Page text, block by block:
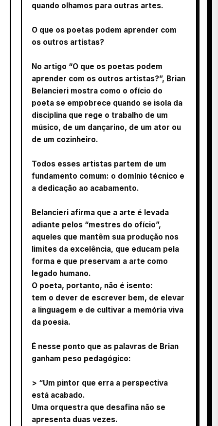
quando olhamos para outras artes.
O que os poetas podem aprender com
os outros artistas?
No artigo “O que os poetas podem
aprender com os outros artistas?”, Brian
Belancieri mostra como o ofício do
poeta se empobrece quando se isola da
disciplina que rege o trabalho de um
músico, de um dançarino, de um ator ou
de um cozinheiro.
Todos esses artistas partem de um
fundamento comum: o domínio técnico e
a dedicação ao acabamento.
Belancieri afirma que a arte é levada
adiante pelos “mestres do ofício”,
aqueles que mantêm sua produção nos
limites da excelência, que educam pela
forma e que preservam a arte como
legado humano.
O poeta, portanto, não é isento:
tem o dever de escrever bem, de elevar
a linguagem e de cultivar a memória viva
da poesia.
É nesse ponto que as palavras de Brian
ganham peso pedagógico:
> “Um pintor que erra a perspectiva
está acabado.
Uma orquestra que desafina não se
apresenta duas vezes.